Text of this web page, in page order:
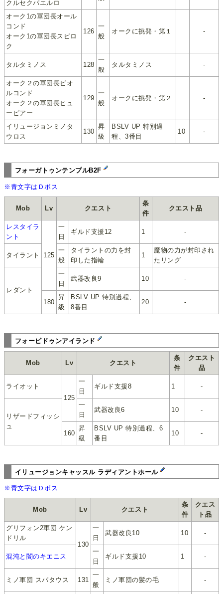
クルセクパエルロ
オーク1の軍団長オール
コンド
オーク1の軍団長スピロ
ク
126
一
般
オークに挑発・第１ -
タルタミノス 128
一
般
タルタミノス -
オーク２の軍団長ビオ
ルコンド
オーク２の軍団長ヒュ
ーピアー
129
一
般
オークに挑発・第２ -
イリュージョンミノタ
ウロス
130
昇
級
BSLV UP 特別過
程、3番目
10 -
フォーガトゥンテンプルB2F
※青文字はＤボス
Mob Lv クエスト
条
件
クエスト品
レスタイラ
ント
125
一
日
ギルド支援12 1 -
タイラント
一
般
タイラントの力を封
印した指輪
1
魔物の力が封印され
たリング
レダント
一
日
武器改良9 10 -
180
昇
級
BSLV UP 特別過程、
8番目
20 -
フォービドゥンアイランド
Mob Lv クエスト
条
件
クエスト
品
ライオット
125
一
日
ギルド支援8 1 -
リザードフィッシ
ュ
一
日
武器改良6 10 -
160
昇
級
BSLV UP 特別過程、6
番目
10 -
イリュージョンキャッスル ラディアントホール
※青文字はＤボス
Mob Lv クエスト
条
件
クエス
ト品
グリフォン2軍団 ケン
ドリル
130
一
日
武器改良10 10 -
混沌と闇のキエニス
一
日
ギルド支援10 1 -
ミノ軍団 スパタウス 131
一
般
ミノ軍団の髪の毛 -